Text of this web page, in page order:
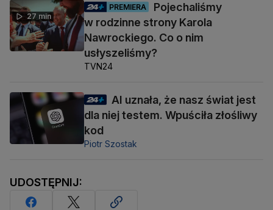
27 min
PREMIERA
Pojechaliśmy
w rodzinne strony Karola
Nawrockiego. Co o nim
usłyszeliśmy?
TVN24
AI uznała, że nasz świat jest
dla niej testem. Wpuściła złośliwy
kod
Piotr Szostak
UDOSTĘPNIJ: